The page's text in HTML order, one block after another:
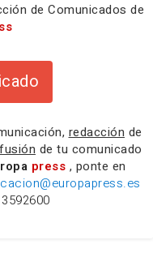
de Comunicados de
redacción de
de tu comunicado
press , ponte en